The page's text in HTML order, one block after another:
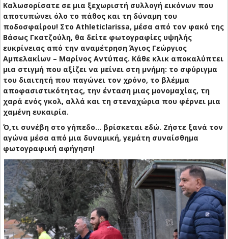
Καλωσορίσατε σε μια ξεχωριστή συλλογή εικόνων που
αποτυπώνει όλο το πάθος και τη δύναμη του
ποδοσφαίρου! Στο Athleticlarissa, μέσα από τον φακό της
Βάσως Γκατζούλη, θα δείτε φωτογραφίες υψηλής
ευκρίνειας από την αναμέτρηση Άγιος Γεώργιος
Αμπελακίων – Μαρίνος Αντύπας. Κάθε κλικ αποκαλύπτει
μια στιγμή που αξίζει να μείνει στη μνήμη: το σφύριγμα
του διαιτητή που παγώνει τον χρόνο, το βλέμμα
αποφασιστικότητας, την ένταση μιας μονομαχίας, τη
χαρά ενός γκολ, αλλά και τη στεναχώρια που φέρνει μια
χαμένη ευκαιρία.
Ό,τι συνέβη στο γήπεδο… βρίσκεται εδώ. Ζήστε ξανά τον
αγώνα μέσα από μια δυναμική, γεμάτη συναίσθημα
φωτογραφική αφήγηση!